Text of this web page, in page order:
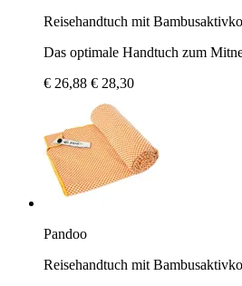
Reisehandtuch mit
Das optimale Handtuch zum
€ 26,88 € 28,30
Pandoo
Reisehandtuch mit